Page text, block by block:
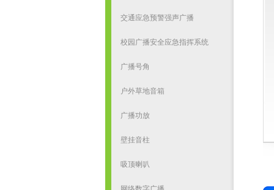
交通应急预警强声广播
校园广播安全应急指挥系统
广播号角
户外草地音箱
广播功放
壁挂音柱
吸顶喇叭